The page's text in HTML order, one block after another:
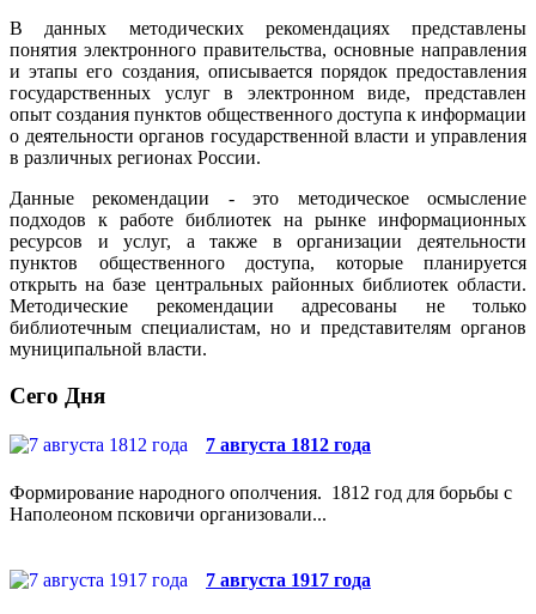
В данных методических рекомендациях представлены
понятия электронного правительства, основные направления
и этапы его создания, описывается порядок предоставления
государственных услуг в электронном виде, представлен
опыт создания пунктов общественного доступа к информации
о деятельности органов государственной власти и управления
в различных регионах России.
Данные рекомендации - это методическое осмысление
подходов к работе библиотек на рынке информационных
ресурсов и услуг, а также в организации деятельности
пунктов общественного доступа, которые планируется
открыть на базе центральных районных библиотек области.
Методические рекомендации адресованы не только
библиотечным специалистам, но и представителям органов
муниципальной власти.
Сего Дня
7 августа 1812 года
Формирование народного ополчения. 1812 год для борьбы с
Наполеоном псковичи организовали...
7 августа 1917 года